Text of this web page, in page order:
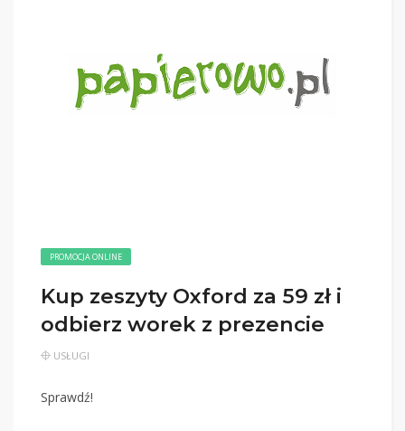
PROMOCJA ONLINE
Kup zeszyty Oxford za 59 zł i
odbierz worek z prezencie
USŁUGI
Sprawdź!